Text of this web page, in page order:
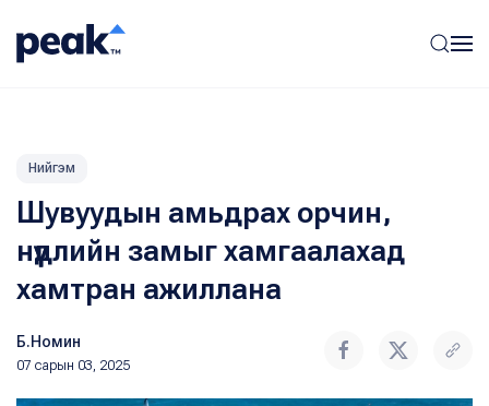
Нийгэм
Шувуудын амьдрах орчин,
нүүдлийн замыг хамгаалахад
хамтран ажиллана
Б.Номин
07 сарын 03, 2025